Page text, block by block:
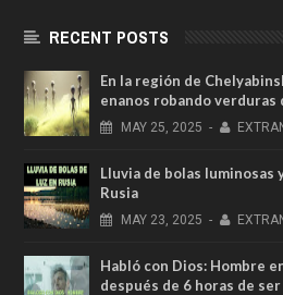
RECENT POSTS
En la región de
enanos robando verduras
MAY 25, 2025 -
Lluvia de bolas luminosas
Rusia
MAY 23, 2025 -
Habló con Dios: Hombre
después de 6 horas de